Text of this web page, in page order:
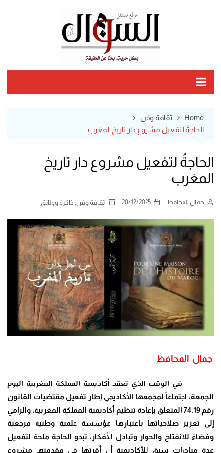
Home
ثقافة وفن
الحاجةُ لتفعيل مشروع دار تاريخ المغرب
الحاجةُ لتفعيل مشروع دار تاريخ
المغرب
جمال المحافظ 20/12/2025 ثقافة وفن ذاكرة ووثائق
جمال المحافظ
في الوقت الذي تعقد أكاديمية المملكة المغربية اليوم
الجمعة، اجتماعاً لمجمعها الأكاديمي إطار تفعيل مقتضيات القانون
رقم 74.19 المتعلق بإعادة تنظيم أكاديمية المملكة المغربية، والرامي
إلى تعزيز صلاحياتها باعتبارها مؤسسة علمية وطنية مرجعية
وفضاءً للانفتاح والحوار وتبادل الأفكار، تبدو الحاجة ملحة لتفعيل
عدة مبادرات سبق للأكاديمية أن أقرتها في مقدمتها مشروع